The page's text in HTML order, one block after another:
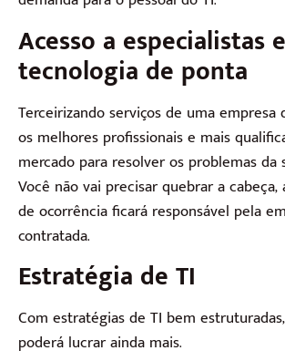
Acesso a especialistas
tecnologia de ponta
Terceirizando serviços de uma empresa
os melhores profissionais e mais
mercado para resolver os problemas da
Você não vai precisar quebrar a
de ocorrência ficará responsável pela
contratada.
Estratégia de TI
Com estratégias de TI bem
poderá lucrar ainda mais.